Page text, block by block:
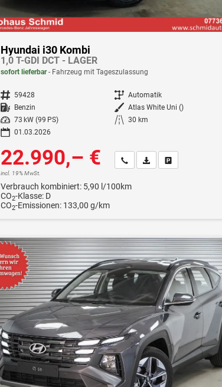
Hyundai i30 Kombi
1,0 T-GDI DCT - LAGER
sofort lieferbar Fahrzeug mit Tageszulassung
Fahrzeugnr. 59428 Getriebe Automatik
Kraftstoff Benzin Außenfarbe Atlas White Uni ()
Leistung
73 kW (99 PS) Kilometerstand 30 km
01.03.2026
22.990,– €
incl. 19% MwSt.
Wir rufen Sie an
Fahrzeugexposé (PDF)
Fahrzeug parken
Verbrauch kombiniert: 5,90 l/100km
CO2-Klasse: D
CO2-Emissionen: 133,00 g/km